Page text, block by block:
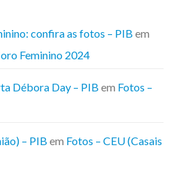
confira as fotos – PIB em
Feminino 2024
Débora Day – PIB em Fotos –
– PIB em Fotos – CEU (Casais